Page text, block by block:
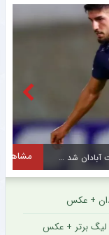
بازیکن پیشین استقلال و خیبر راهی صنعت نفت آبادان شد + عکس مشاهده
لیگ برتر + عکس